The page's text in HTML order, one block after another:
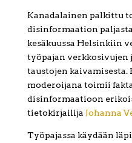
Kanadalainen palkittu
disinformaation
kesäkuussa Helsinkiin
työpajan verkkosivujen
taustojen kaivamisesta.
moderoijana toimii
disinformaatioon
tietokirjailija Johanna
Työpajassa käydään